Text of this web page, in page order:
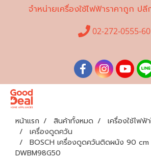
จำหน่ายเครื่องใช้ไฟฟ้าราคาถูก ป
02-272-0555-60
หน้าแรก สินค้าทั้งหมด
เครื่องใช้ไฟฟ้
เครื่องดูดควัน
BOSCH เครื่องดูดควันติดผนัง 90
DWBM98G50